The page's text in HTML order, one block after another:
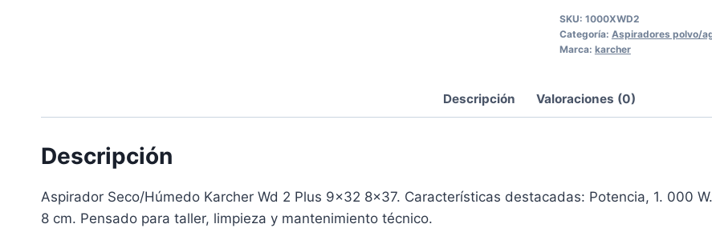
SKU: 1000XWD2
Categoría: Aspiradores polvo/
Marca: karcher
Descripción Valoraciones (0)
Descripción
Aspirador Seco/Húmedo Karcher Wd 2 Plus 9×32 8×37. Características destacadas: Potencia, 1. 000
8 cm. Pensado para taller, limpieza y mantenimiento técnico.